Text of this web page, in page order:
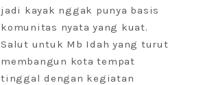
jadi kayak nggak punya basis
komunitas nyata yang kuat.
Salut untuk Mb Idah yang turut
membangun kota tempat
tinggal dengan kegiatan